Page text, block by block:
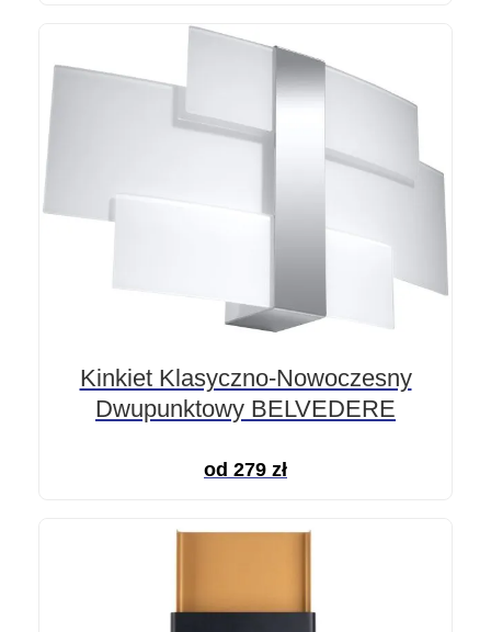
Kinkiet Klasyczno-Nowoczesny
Dwupunktowy BELVEDERE
od 279 zł